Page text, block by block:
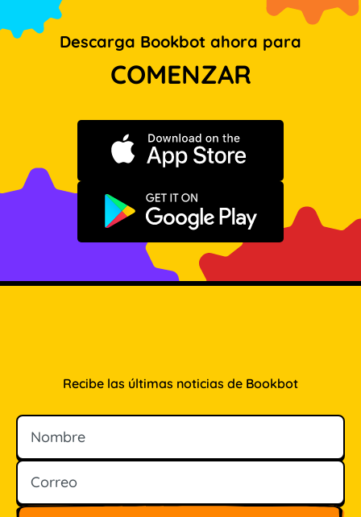
Descarga Bookbot ahora para
COMENZAR
Descargar en App Store
Disponible en Google Play
Recibe las últimas noticias de Bookbot
Nombre
Correo